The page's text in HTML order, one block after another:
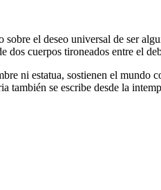
el deseo universal de ser
dos cuerpos tironeados entre el
ni estatua, sostienen el mundo
también se escribe desde la